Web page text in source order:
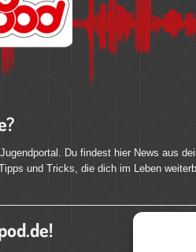
Du findest hier News aus
und Tricks, die dich im Leben